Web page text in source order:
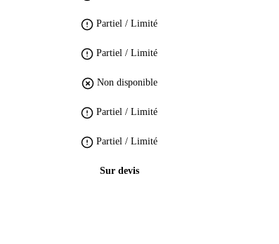
Partiel / Limité
Partiel / Limité
Non disponible
Partiel / Limité
Partiel / Limité
Sur devis